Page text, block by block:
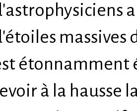
étonnamment
à la hausse